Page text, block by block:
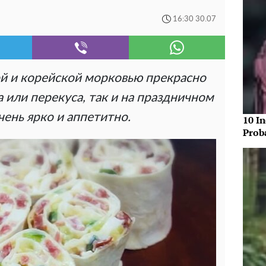
16:30 30.07
и корейской морковью прекрасно
или перекуса, так и на праздничном
ярко и аппетитно.
10